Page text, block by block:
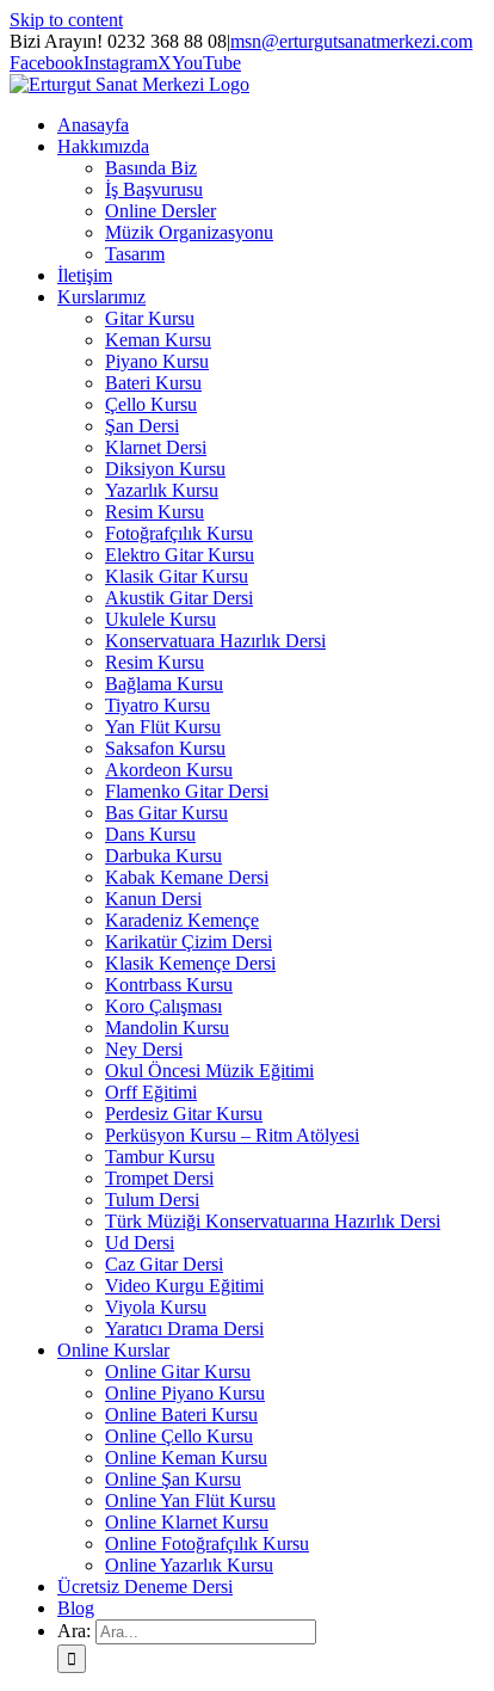
Skip to content
Bizi Arayın! 0232 368 88 08|msn@erturgutsanatmerkezi.com
FacebookInstagramXYouTube
Anasayfa
Hakkımızda
Basında Biz
İş Başvurusu
Online Dersler
Müzik Organizasyonu
Tasarım
İletişim
Kurslarımız
Gitar Kursu
Keman Kursu
Piyano Kursu
Bateri Kursu
Çello Kursu
Şan Dersi
Klarnet Dersi
Diksiyon Kursu
Yazarlık Kursu
Resim Kursu
Fotoğrafçılık Kursu
Elektro Gitar Kursu
Klasik Gitar Kursu
Akustik Gitar Dersi
Ukulele Kursu
Konservatuara Hazırlık Dersi
Resim Kursu
Bağlama Kursu
Tiyatro Kursu
Yan Flüt Kursu
Saksafon Kursu
Akordeon Kursu
Flamenko Gitar Dersi
Bas Gitar Kursu
Dans Kursu
Darbuka Kursu
Kabak Kemane Dersi
Kanun Dersi
Karadeniz Kemençe
Karikatür Çizim Dersi
Klasik Kemençe Dersi
Kontrbass Kursu
Koro Çalışması
Mandolin Kursu
Ney Dersi
Okul Öncesi Müzik Eğitimi
Orff Eğitimi
Perdesiz Gitar Kursu
Perküsyon Kursu – Ritm Atölyesi
Tambur Kursu
Trompet Dersi
Tulum Dersi
Türk Müziği Konservatuarına Hazırlık Dersi
Ud Dersi
Caz Gitar Dersi
Video Kurgu Eğitimi
Viyola Kursu
Yaratıcı Drama Dersi
Online Kurslar
Online Gitar Kursu
Online Piyano Kursu
Online Bateri Kursu
Online Çello Kursu
Online Keman Kursu
Online Şan Kursu
Online Yan Flüt Kursu
Online Klarnet Kursu
Online Fotoğrafçılık Kursu
Online Yazarlık Kursu
Ücretsiz Deneme Dersi
Blog
Ara: